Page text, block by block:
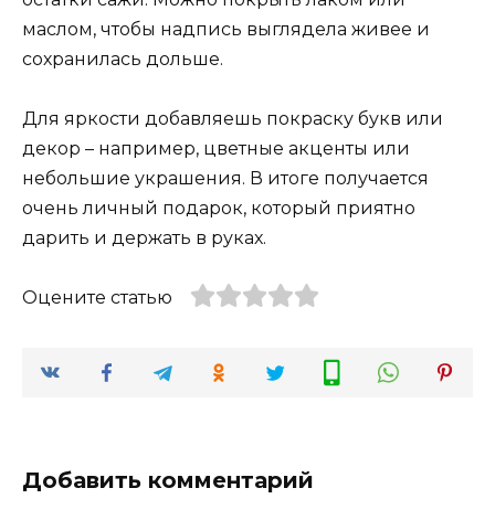
маслом, чтобы надпись выглядела живее и
сохранилась дольше.
Для яркости добавляешь покраску букв или
декор – например, цветные акценты или
небольшие украшения. В итоге получается
очень личный подарок, который приятно
дарить и держать в руках.
Оцените статью
Добавить комментарий